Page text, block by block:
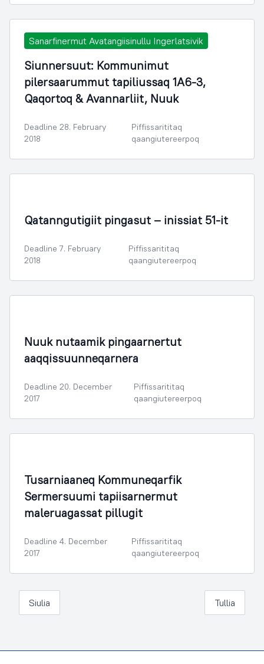
Sanarfinermut Avatangiisinullu Ingerlatsivik
Siunnersuut: Kommunimut
pilersaarummut tapiliussaq 1A6-3,
Qaqortoq & Avannarliit, Nuuk
Deadline 28. February
2018
Piffissarititaq
qaangiutereerpoq
Qatanngutigiit pingasut – inissiat 51-it
Deadline 7. February
2018
Piffissarititaq
qaangiutereerpoq
Nuuk nutaamik pingaarnertut
aaqqissuunneqarnera
Deadline 20. December
2017
Piffissarititaq
qaangiutereerpoq
Tusarniaaneq Kommuneqarfik
Sermersuumi tapiisarnermut
maleruagassat pillugit
Deadline 4. December
2017
Piffissarititaq
qaangiutereerpoq
Siulia Tullia